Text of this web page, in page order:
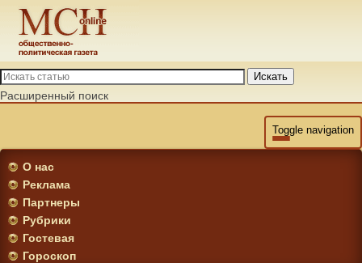
Искать
Расширенный поиск
Toggle navigation
О нас
Реклама
Партнеры
Рубрики
Гостевая
Гороскоп